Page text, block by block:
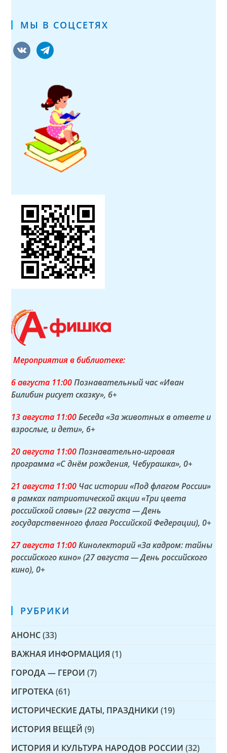
МЫ В СОЦСЕТЯХ
vkontaktetelegram
Мероприятия в библиотеке:
6 августа 11:00Познавательный час «Иван
Билибин рисует сказку», 6+
13 августа 11:00Беседа «За животных в ответе и
взрослые, и дети», 6+
20 августа 11:00Познавательно-игровая
программа «С днём рождения, Чебурашка», 0+
21 августа 11:00 Час истории «Под флагом России»
в рамках патриотической акции «Три цвета
российской славы» (22 августа — День
государственного флага Российской Федерации), 0+
27 августа 11:00Кинолекторий «За кадром: тайны
российского кино» (27 августа — День российского
кино), 0+
РУБРИКИ
АНОНС (33)
ВАЖНАЯ ИНФОРМАЦИЯ (1)
ГОРОДА — ГЕРОИ (7)
ИГРОТЕКА (61)
ИСТОРИЧЕСКИЕ ДАТЫ, ПРАЗДНИКИ (19)
ИСТОРИЯ ВЕЩЕЙ (9)
ИСТОРИЯ И КУЛЬТУРА НАРОДОВ РОССИИ (32)